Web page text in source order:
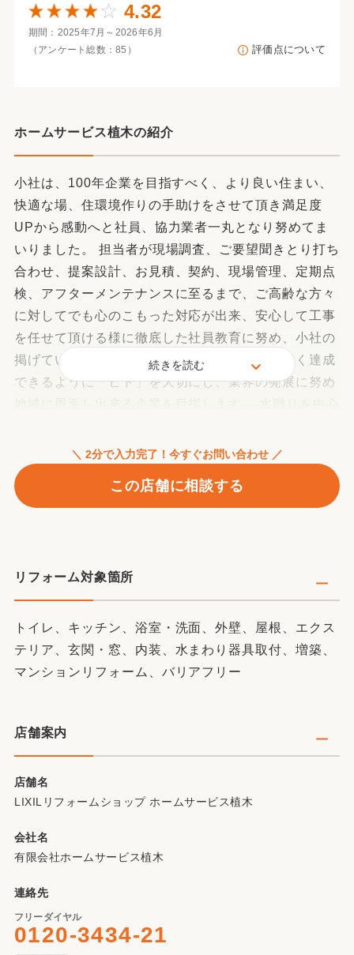
ホームサービス植木の紹介
小社は、100年企業を目指すべく、より良い住まい、
快適な場、住環境作りの手助けをさせて頂き満足度
UPから感動へと社員、協力業者一丸となり努めてま
いりました。 担当者が現場調査、ご要望聞きとり打ち
合わせ、提案設計、お見積、契約、現場管理、定期点
検、アフターメンテナンスに至るまで、ご高齢な方々
に対してでも心のこもった対応が出来、安心して工事
を任せて頂ける様に徹底した社員教育に努め、小社の
掲げている「ホームサービス業確立」をいち早く達成
できるように「ヒト」を大切にし、業界の発展に努め
す。お困りの事があればまずお電話下さい。直ちに伺
い致します。
続きを読む
＼ 2分で入力完了！今すぐお問い合わせ ／
この店舗に相談する
リフォーム対象箇所
トイレ、キッチン、浴室・洗面、外壁、屋根、エクス
テリア、玄関・窓、内装、水まわり器具取付、増築、
マンションリフォーム、バリアフリー
店舗案内
店舗名
LIXILリフォームショップ ホームサービス植木
会社名
有限会社ホームサービス植木
連絡先
フリーダイヤル
0120-3434-21
4.32
期間：2025年7月～2026年6月
（アンケート総数：85）
評価点について